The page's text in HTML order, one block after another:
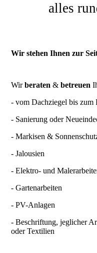
alles
Wir stehen Ihnen zur
Wirberaten &betreuen
- vom Dachziegel bis zum
- Sanierung oder
- Markisen &
- Jalousien
- Elektro- und
- Gartenarbeiten
- PV-Anlagen
- Beschriftung, jeglicher
oder Textilien